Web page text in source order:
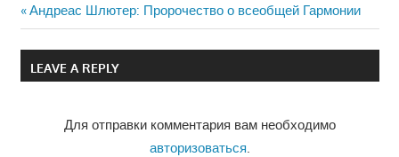
Навигация
по
Previous
Post:
Андреас Шлютер: Пророчество о всеобщей Гармонии
LEAVE A REPLY
Для отправки комментария вам необходимо
авторизоваться